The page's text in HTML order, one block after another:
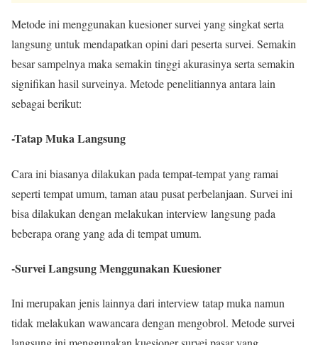
Metode ini menggunakan kuesioner survei yang singkat serta
langsung untuk mendapatkan opini dari peserta survei. Semakin
besar sampelnya maka semakin tinggi akurasinya serta semakin
signifikan hasil surveinya. Metode penelitiannya antara lain
sebagai berikut:
-Tatap Muka Langsung
Cara ini biasanya dilakukan pada tempat-tempat yang ramai
seperti tempat umum, taman atau pusat perbelanjaan. Survei ini
bisa dilakukan dengan melakukan interview langsung pada
beberapa orang yang ada di tempat umum.
-Survei Langsung Menggunakan Kuesioner
Ini merupakan jenis lainnya dari interview tatap muka namun
tidak melakukan wawancara dengan mengobrol. Metode survei